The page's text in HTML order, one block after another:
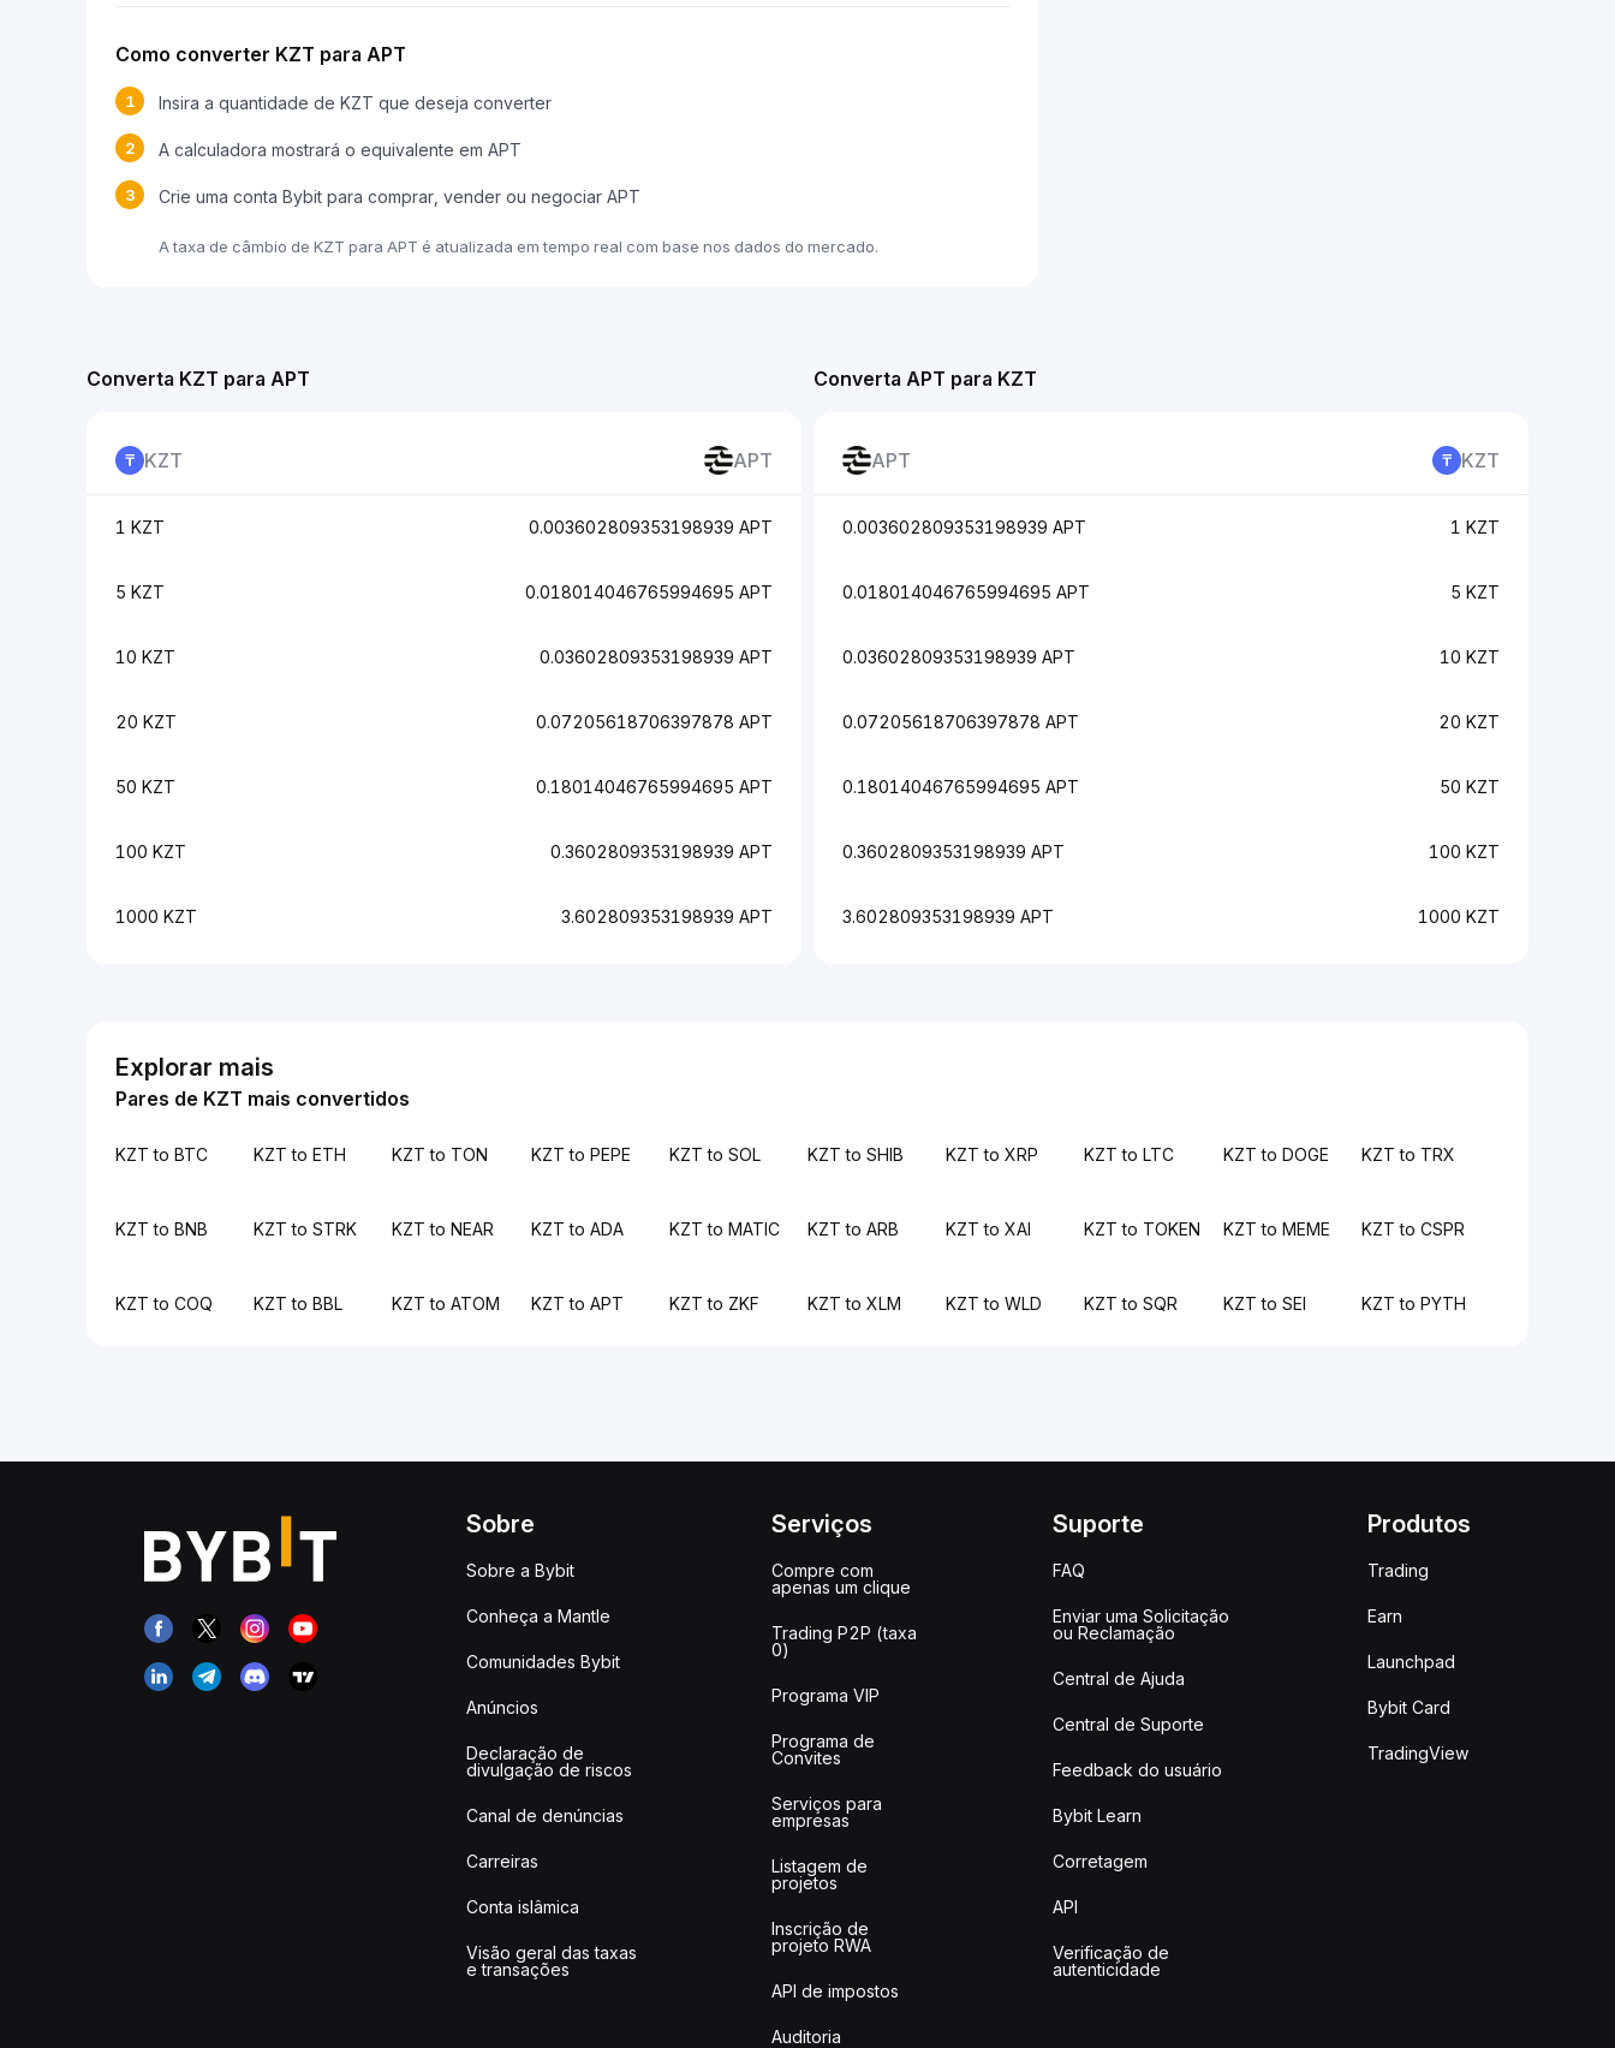
Como converter KZT para APT
1 Insira a quantidade de KZT que deseja converter
2 A calculadora mostrará o equivalente em APT
3 Crie uma conta Bybit para comprar, vender ou negociar APT
A taxa de câmbio de KZT para APT é atualizada em tempo real com base nos dados do mercado.
Converta APT para KZT
APT KZT
0.003602809353198939 APT 1 KZT
0.018014046765994695 APT 5 KZT
0.03602809353198939 APT 10 KZT
0.07205618706397878 APT 20 KZT
0.18014046765994695 APT 50 KZT
0.3602809353198939 APT 100 KZT
3.602809353198939 APT 1000 KZT
Converta KZT para APT
KZT APT
1 KZT 0.003602809353198939 APT
5 KZT 0.018014046765994695 APT
10 KZT 0.03602809353198939 APT
20 KZT 0.07205618706397878 APT
50 KZT 0.18014046765994695 APT
100 KZT 0.3602809353198939 APT
1000 KZT 3.602809353198939 APT
Explorar mais
Pares de KZT mais convertidos
KZT to BTC KZT to ETH KZT to TON KZT to PEPE KZT to SOL KZT to SHIB KZT to XRP KZT to LTC KZT to DOGE KZT to TRX
KZT to BNB KZT to STRK KZT to NEAR KZT to ADA KZT to MATIC KZT to ARB KZT to XAI KZT to TOKEN KZT to MEME KZT to CSPR
KZT to COQ KZT to BBL KZT to ATOM KZT to APT KZT to ZKF KZT to XLM KZT to WLD KZT to SQR KZT to SEI KZT to PYTH
Sobre
Sobre a Bybit
Conheça a Mantle
Comunidades Bybit
Anúncios
Declaração de
divulgação de riscos
Canal de denúncias
Carreiras
Conta islâmica
Visão geral das taxas
e transações
Serviços
Compre com
apenas um clique
Trading P2P (taxa
0)
Programa VIP
Programa de
Convites
Serviços para
empresas
Listagem de
projetos
Inscrição de
projeto RWA
API de impostos
Auditoria
Suporte
FAQ
Enviar uma Solicitação
ou Reclamação
Central de Ajuda
Central de Suporte
Feedback do usuário
Bybit Learn
Corretagem
API
Verificação de
autenticidade
Produtos
Trading
Earn
Launchpad
Bybit Card
TradingView